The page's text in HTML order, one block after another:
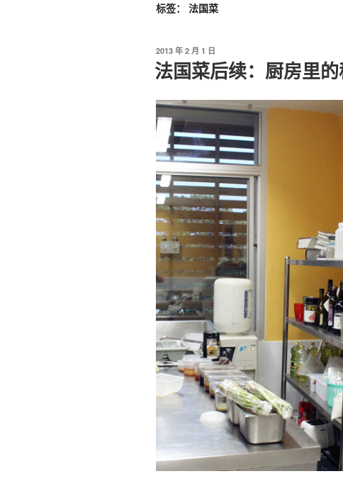
标签： 法国菜
发
布
于
2013 年 2 月 1 日
法国菜后续：厨房里